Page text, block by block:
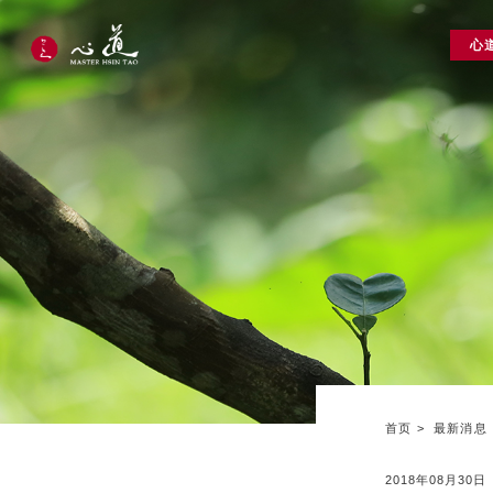
首页 最新消息
2018年08月30日
心